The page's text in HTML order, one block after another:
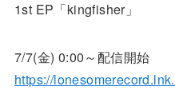
1st EP「kingfisher」
7/7(金) 0:00～配信開始
https://